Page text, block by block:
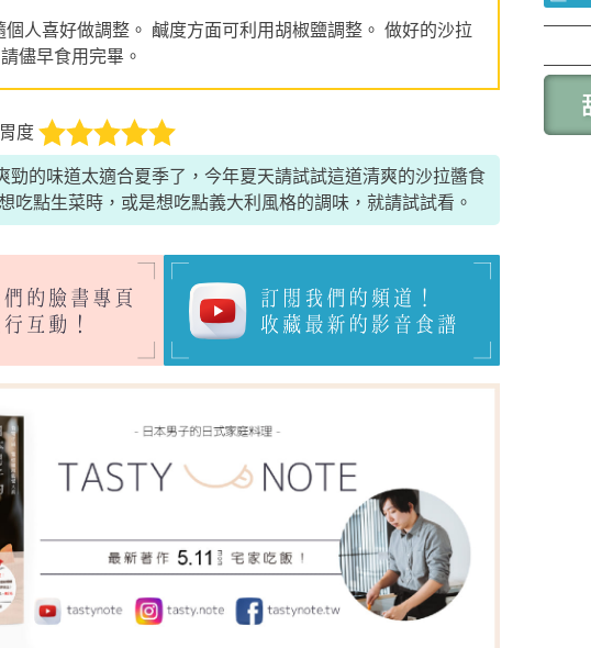
人喜好做調整。 鹹度方面可利用胡椒鹽調整。 做好的沙拉
儘早食用完畢。
度
勁的味道太適合夏季了，今年夏天請試試這道清爽的沙拉醬食
吃點生菜時，或是想吃點義大利風格的調味，就請試試看。